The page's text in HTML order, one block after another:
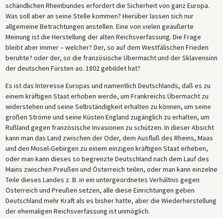
schändlichen Rheinbundes erfordert die Sicherheit von ganz Europa.
Was soll aber an seine Stelle kommen? Hierüber lassen sich nur
allgemeine Betrachtungen anstellen. Eine von vielen geäußerte
Meinung ist die Herstellung der alten Reichsverfassung. Die Frage
bleibt aber immer – welcher? Der, so auf dem Westfälischen Frieden
beruhte? oder der, so die französische Übermacht und der Sklavensinn
der deutschen Fürsten ao. 1802 gebildet hat?
Es ist das Interesse Europas und namentlich Deutschlands, daß es zu
einem kräftigen Staat erhoben werde, um Frankreichs Übermacht zu
widerstehen und seine Selbständigkeit erhalten zu können, um seine
großen Ströme und seine Küsten England zugänglich zu erhalten, um
Rußland gegen französische Invasionen zu schützen. In dieser Absicht
kann man das Land zwischen der Oder, dem Ausfluß des Rheins, Maas
und den Mosel-Gebirgen zu einem einzigen kräftigen Staat erheben,
oder man kann dieses so begrenzte Deutschland nach dem Lauf des
Mains zwischen Preußen und Österreich teilen, oder man kann einzelne
Teile dieses Landes z. B. in ein untergeordnetes Verhältnis gegen
Österreich und Preußen setzen, alle diese Einrichtungen geben
Deutschland mehr Kraft als es bisher hatte, aber die Wiederherstellung
der ehemaligen Reichsverfassung ist unmöglich.